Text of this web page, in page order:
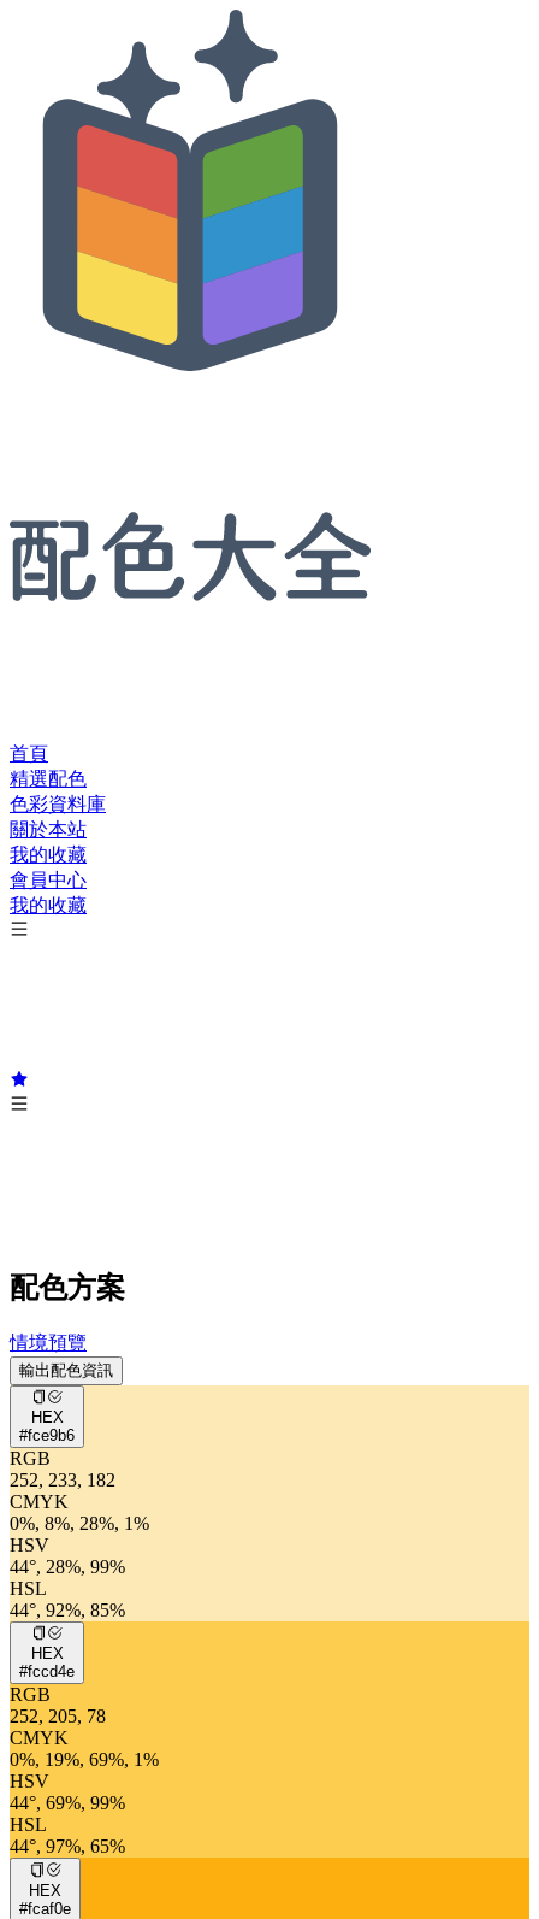
首頁
精選配色
色彩資料庫
關於本站
我的收藏
會員中心
我的收藏
配色方案
情境預覽
輸出配色資訊
HEX
#fce9b6
RGB
252, 233, 182
CMYK
0%, 8%, 28%, 1%
HSV
44°, 28%, 99%
HSL
44°, 92%, 85%
HEX
#fccd4e
RGB
252, 205, 78
CMYK
0%, 19%, 69%, 1%
HSV
44°, 69%, 99%
HSL
44°, 97%, 65%
HEX
#fcaf0e